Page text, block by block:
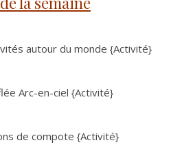
autour du monde {Activité}
Arc-en-ciel {Activité}
de compote {Activité}